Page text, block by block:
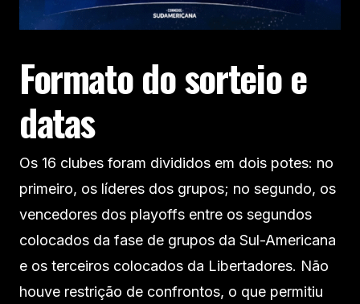
Formato do sorteio e
datas
Os 16 clubes foram divididos em dois potes: no
primeiro, os líderes dos grupos; no segundo, os
vencedores dos playoffs entre os segundos
colocados da fase de grupos da Sul-Americana
e os terceiros colocados da Libertadores. Não
houve restrição de confrontos, o que permitiu